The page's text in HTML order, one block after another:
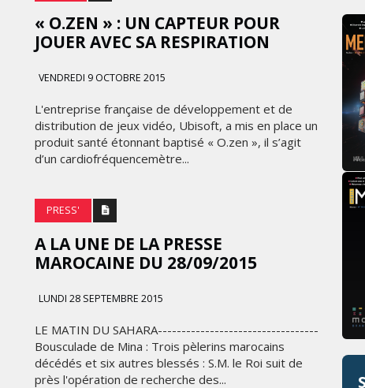
« O.ZEN » : UN CAPTEUR POUR
JOUER AVEC SA RESPIRATION
VENDREDI 9 OCTOBRE 2015
L'entreprise française de développement et de
distribution de jeux vidéo, Ubisoft, a mis en place un
produit santé étonnant baptisé « O.zen », il s’agit
d’un cardiofréquencemètre...
PRESS'
A LA UNE DE LA PRESSE
MAROCAINE DU 28/09/2015
LUNDI 28 SEPTEMBRE 2015
LE MATIN DU SAHARA----------------------------------
Bousculade de Mina : Trois pèlerins marocains
décédés et six autres blessés : S.M. le Roi suit de
près l'opération de recherche des...